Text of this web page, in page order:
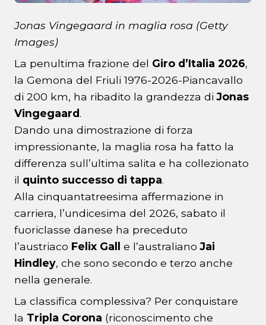
Jonas Vingegaard in maglia rosa (Getty
Images)
La penultima frazione del Giro d’Italia 2026,
la Gemona del Friuli 1976-2026-Piancavallo
di 200 km, ha ribadito la grandezza diJonas
Vingegaard.
Dando una dimostrazione di forza
impressionante, la maglia rosa ha fatto la
differenza sull’ultima salita e ha collezionato
il quinto successo di tappa.
Alla cinquantatreesima affermazione in
carriera, l’undicesima del 2026, sabato il
fuoriclasse danese ha preceduto
l’austriaco Felix Gall e l’australianoJai
Hindley, che sono secondo e terzo anche
nella generale.
La classifica complessiva? Per conquistare
la Tripla Corona (riconoscimento che